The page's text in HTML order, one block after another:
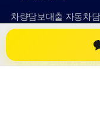
차량담보대출 자동차
확인 기준, 대출 선택
서 확인할 수 있도록
보 제공을 위한 자료이